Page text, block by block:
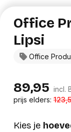
Office
Office
Lipsi
89,95 incl.
prijs elders:
Kies je